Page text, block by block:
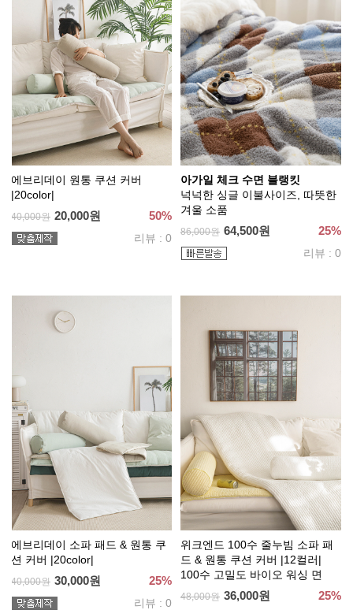
에브리데이 원통 쿠션 커버
|20color|
40,000원 20,000원 50%
리뷰 : 0
아가일 체크 수면 블랭킷
넉넉한 싱글 이불사이즈, 따뜻한
겨울 소품
86,000원 64,500원 25%
리뷰 : 0
에브리데이 소파 패드 & 원통 쿠
션 커버 |20color|
40,000원 30,000원 25%
리뷰 : 0
위크엔드 100수 줄누빔 소파 패
드 & 원통 쿠션 커버 |12컬러|
100수 고밀도 바이오 워싱 면
48,000원 36,000원 25%